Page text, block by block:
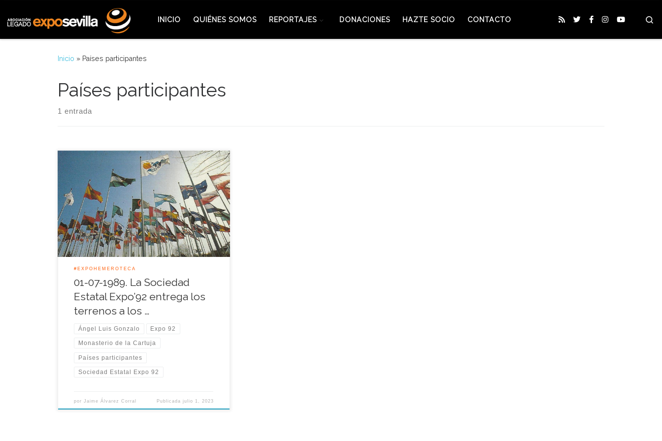
INICIO QUIÉNES SOMOS REPORTAJES DONACIONES HAZTE SOCIO CONTACTO
Inicio » Países participantes
Países participantes
1 entrada
Nos trasladamos en la Expo-Hemeroteca al 1 de
Julio de 1989, fecha en la que la organizadora
entregó los terrenos a los países participantes de la
Exposición Universal de Sevilla para poder
construir a partir de ese instante y durante tres años
el sueño de la Muestra Universal.
#EXPOHEMEROTECA
01-07-1989. La Sociedad
Estatal Expo’92 entrega los
terrenos a los …
Ángel Luis Gonzalo Expo 92
Monasterio de la Cartuja
Países participantes
Sociedad Estatal Expo 92
porJaime Álvarez Corral Publicada julio 1, 2023